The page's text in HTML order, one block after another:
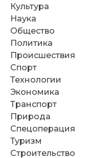
Культура
Наука
Общество
Политика
Происшествия
Спорт
Технологии
Экономика
Транспорт
Природа
Спецоперация
Туризм
Строительство